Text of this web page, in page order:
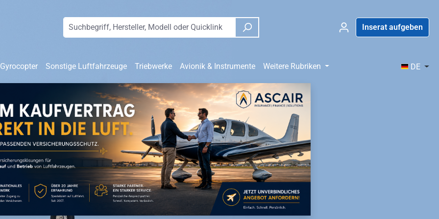
Inserat aufgeben
Sonstige Luftfahrzeuge Triebwerke Avionik & Instrumente Weitere Rubriken DE